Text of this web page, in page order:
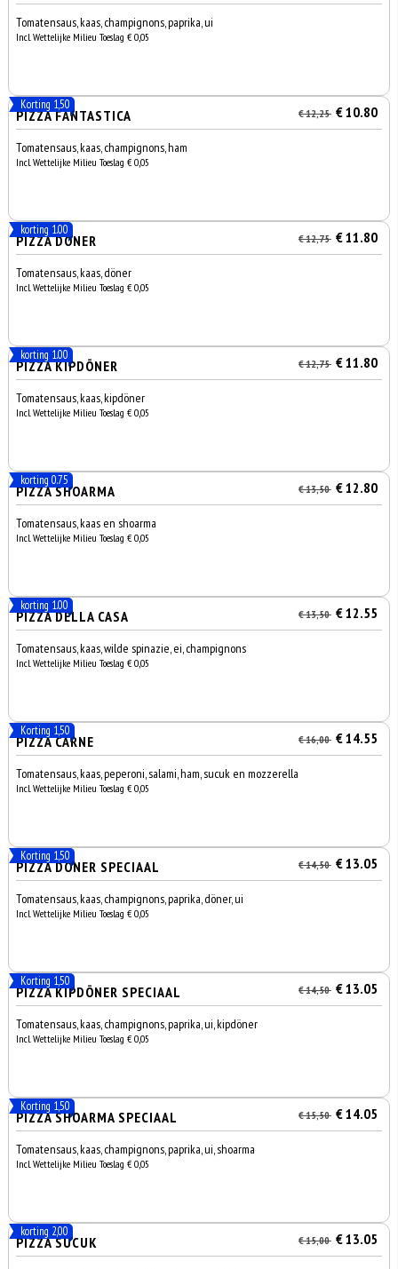
Tomatensaus, kaas, champignons, paprika, ui
Incl. Wettelijke Milieu Toeslag € 0,05
Korting 1,50
PIZZA FANTASTICA € 12,25 € 10.80
Tomatensaus, kaas, champignons, ham
Incl. Wettelijke Milieu Toeslag € 0,05
korting 1.00
PIZZA DÖNER € 12,75 € 11.80
Tomatensaus, kaas, döner
Incl. Wettelijke Milieu Toeslag € 0,05
korting 1.00
PIZZA KIPDÖNER € 12,75 € 11.80
Tomatensaus, kaas, kipdöner
Incl. Wettelijke Milieu Toeslag € 0,05
korting 0.75
PIZZA SHOARMA € 13,50 € 12.80
Tomatensaus, kaas en shoarma
Incl. Wettelijke Milieu Toeslag € 0,05
korting 1.00
PIZZA DELLA CASA € 13,50 € 12.55
Tomatensaus, kaas, wilde spinazie, ei, champignons
Incl. Wettelijke Milieu Toeslag € 0,05
Korting 1,50
PIZZA CARNE € 16,00 € 14.55
Tomatensaus, kaas, peperoni, salami, ham, sucuk en mozzerella
Incl. Wettelijke Milieu Toeslag € 0,05
Korting 1,50
PIZZA DÖNER SPECIAAL € 14,50 € 13.05
Tomatensaus, kaas, champignons, paprika, döner, ui
Incl. Wettelijke Milieu Toeslag € 0,05
Korting 1,50
PIZZA KIPDÖNER SPECIAAL € 14,50 € 13.05
Tomatensaus, kaas, champignons, paprika, ui, kipdöner
Incl. Wettelijke Milieu Toeslag € 0,05
Korting 1,50
PIZZA SHOARMA SPECIAAL € 15,50 € 14.05
Tomatensaus, kaas, champignons, paprika, ui, shoarma
Incl. Wettelijke Milieu Toeslag € 0,05
korting 2,00
PIZZA SUCUK € 15,00 € 13.05